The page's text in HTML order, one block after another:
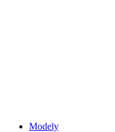
Modely